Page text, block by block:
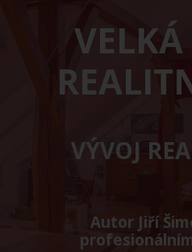
VÝVOJ
Autor Jiří